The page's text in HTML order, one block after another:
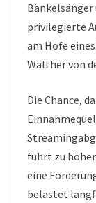
privilegierte
am Hofe
Walther von
Die Chance,
führt zu
eine
belastet